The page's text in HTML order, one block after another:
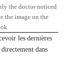
the doctor noticed
the image on the
les dernières
directement dans